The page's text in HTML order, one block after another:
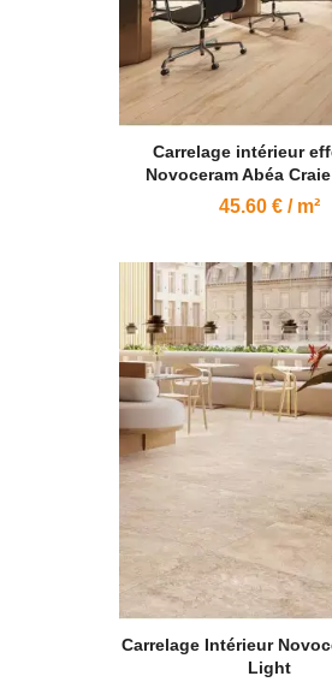
Carrelage intérieur
Novoceram Abéa
45.60 € / m²
Carrelage Intérieur
Light